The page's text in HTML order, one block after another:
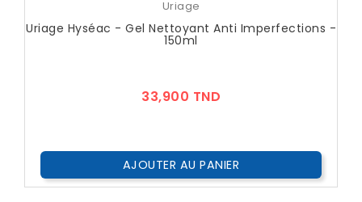
Uriage
Uriage Hyséac - Gel Nettoyant Anti Imperfections -
150ml
33,900 TND
AJOUTER AU PANIER